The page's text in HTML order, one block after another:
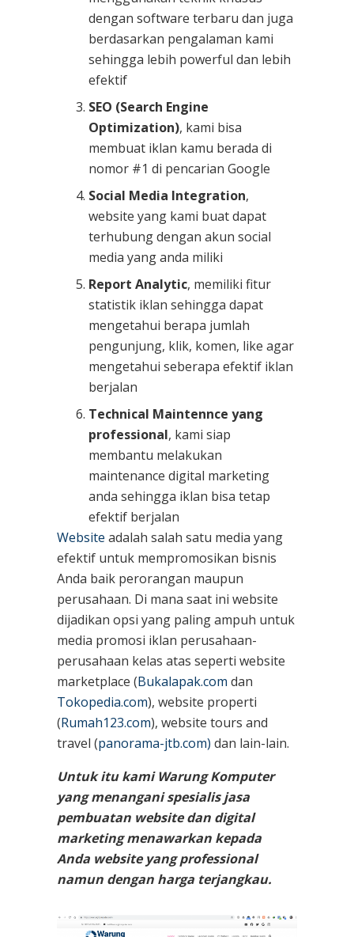
dengan software terbaru dan juga
berdasarkan pengalaman kami
sehingga lebih powerful dan lebih
efektif
SEO (Search Engine
Optimization), kami bisa
membuat iklan kamu berada di
nomor #1 di pencarian Google
Social Media Integration,
website yang kami buat dapat
terhubung dengan akun social
media yang anda miliki
Report Analytic, memiliki fitur
statistik iklan sehingga dapat
mengetahui berapa jumlah
pengunjung, klik, komen, like agar
mengetahui seberapa efektif iklan
berjalan
Technical Maintennce yang
professional, kami siap
membantu melakukan
maintenance digital marketing
anda sehingga iklan bisa tetap
efektif berjalan
Website adalah salah satu media yang
efektif untuk mempromosikan bisnis
Anda baik perorangan maupun
perusahaan. Di mana saat ini website
dijadikan opsi yang paling ampuh untuk
media promosi iklan perusahaan-
perusahaan kelas atas seperti website
marketplace (Bukalapak.com dan
Tokopedia.com), website properti
(Rumah123.com), website tours and
travel (panorama-jtb.com) dan lain-lain.
Untuk itu kami Warung Komputer
yang menangani spesialis jasa
pembuatan website dan digital
marketing menawarkan kepada
Anda website yang professional
namun dengan harga terjangkau.